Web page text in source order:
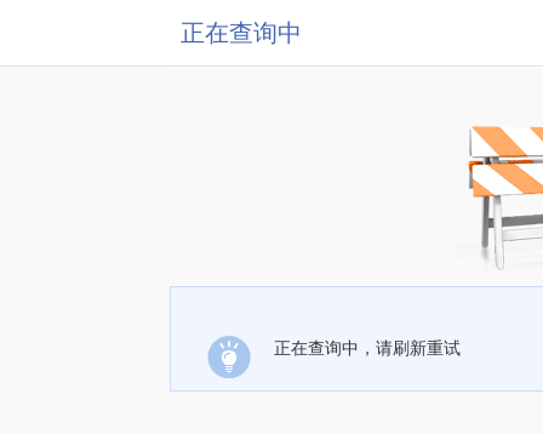
正在查询中
正在查询中，请刷新重试